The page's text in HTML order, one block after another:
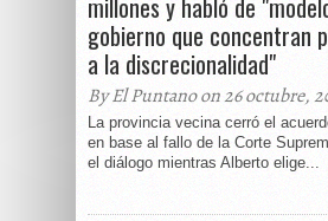
millones y habló de
gobierno que concentran
a la discrecionalidad"
By El Puntano on 26 octubre,
La provincia vecina cerró el
en base al fallo de la Corte
el diálogo mientras Alberto elige...